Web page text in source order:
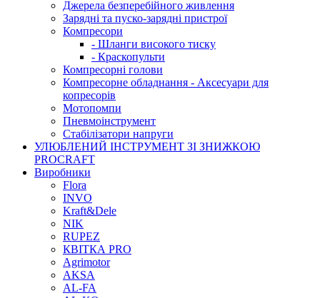
Джерела безперебійного живлення
Зарядні та пуско-зарядні пристрої
Компресори
- Шланги високого тиску
- Краскопульти
Компресорні голови
Компресорне обладнання - Аксесуари для
копресорів
Мотопомпи
Пневмоінструмент
Стабілізатори напруги
УЛЮБЛЕНИЙ ІНСТРУМЕНТ ЗІ ЗНИЖКОЮ
PROCRAFT
Виробники
Flora
INVO
Kraft&Dele
NIK
RUPEZ
КВІТКА PRO
Agrimotor
AKSA
AL-FA